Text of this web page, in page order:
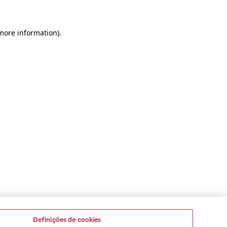
information).
Definições de cookies